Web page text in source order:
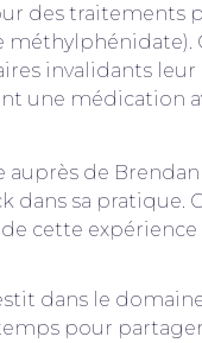
des traitements
invalidants
une médication
auprès de
sa pratique.
cette expérience
dans le
pour